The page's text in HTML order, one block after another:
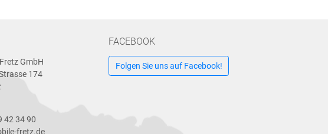
GmbH
174
42 34 90
fretz.de
FACEBOOK
Folgen Sie uns auf Facebook!